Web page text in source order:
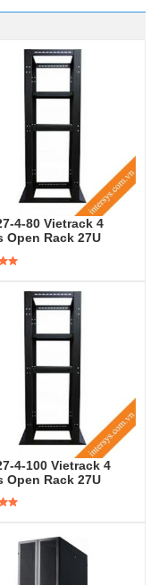
4-80 Vietrack 4
Open Rack 27U
5
4-100 Vietrack 4
Open Rack 27U